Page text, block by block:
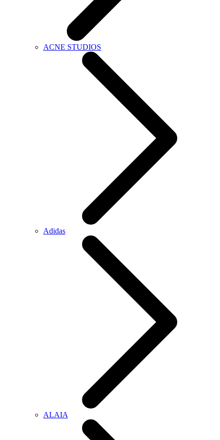
ACNE STUDIOS
Adidas
ALAIA